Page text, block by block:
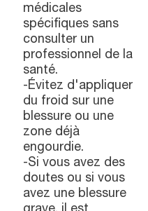
médicales
spécifiques sans
consulter un
professionnel de la
santé.
-Évitez d'appliquer
du froid sur une
blessure ou une
zone déjà
engourdie.
-Si vous avez des
doutes ou si vous
avez une blessure